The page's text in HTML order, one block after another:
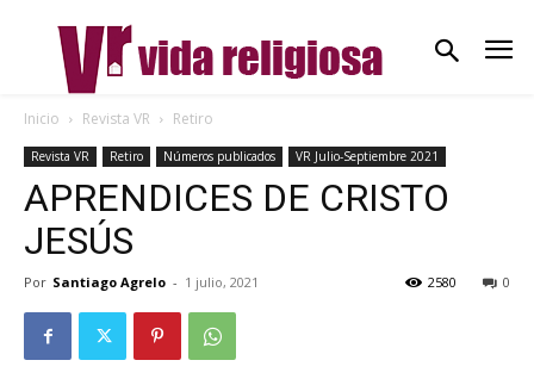
Inicio Revista VR Retiro
Revista VR Retiro Números publicados VR Julio-Septiembre 2021
APRENDICES DE CRISTO
JESÚS
Por Santiago Agrelo - 1 julio, 2021 0
2580